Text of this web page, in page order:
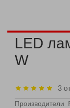
LED
W
3
Производители